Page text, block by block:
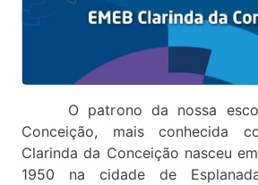
O patrono da nossa
Conceição, mais conhecida
Clarinda da Conceição nasceu
1950 na cidade de